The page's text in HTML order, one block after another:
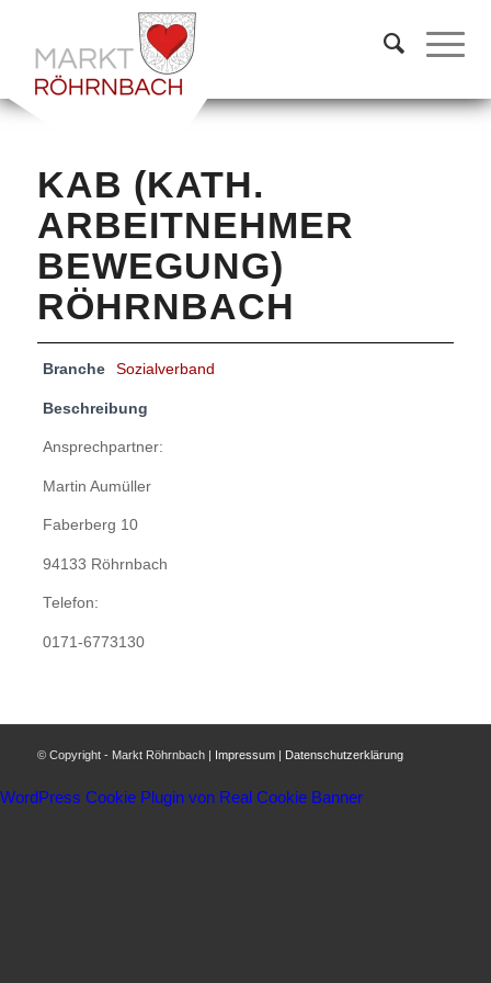
KAB (KATH.
ARBEITNEHMER
BEWEGUNG)
RÖHRNBACH
Branche Sozialverband
Beschreibung
Ansprechpartner:
Martin Aumüller
Faberberg 10
94133 Röhrnbach
Telefon:
0171-6773130
© Copyright - Markt Röhrnbach | Impressum| Datenschutzerklärung
WordPress Cookie Plugin von Real Cookie Banner